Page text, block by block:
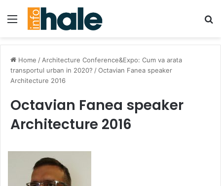
Menu
Home / Architecture Conference&Expo: Cum va arata
transportul urban in 2020? /Octavian Fanea speaker
Architecture 2016
Octavian Fanea speaker
Architecture 2016